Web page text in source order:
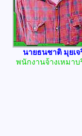
นายธนชาติ มุยเ
พนักงานจ้างเหมาบ